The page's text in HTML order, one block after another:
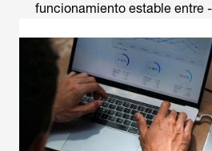
funcionamiento estable